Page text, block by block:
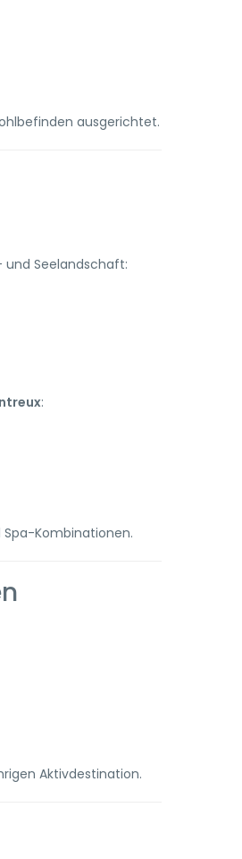
ausgerichtet.
Seelandschaft:
:
Kombinationen.
Aktivdestination.